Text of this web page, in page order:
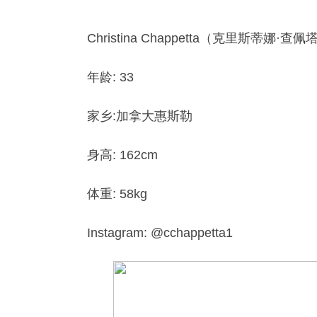
Christina Chappetta（克里斯蒂娜·查佩
年龄: 33
家乡:加拿大惠斯勒
身高: 162cm
体重: 58kg
Instagram: @cchappetta1